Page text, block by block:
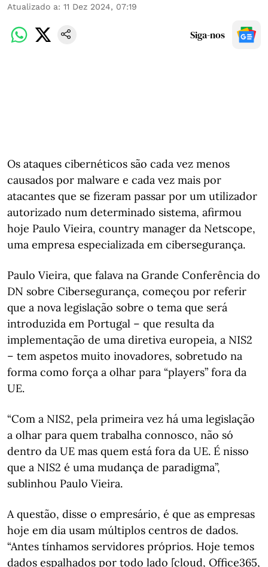
Atualizado a: 11 Dez 2024, 07:19
Siga-nos
Os ataques cibernéticos são cada vez menos
causados por malware e cada vez mais por
atacantes que se fizeram passar por um utilizador
autorizado num determinado sistema, afirmou
hoje Paulo Vieira, country manager da Netscope,
uma empresa especializada em cibersegurança.
Paulo Vieira, que falava na Grande Conferência do
DN sobre Cibersegurança, começou por referir
que a nova legislação sobre o tema que será
introduzida em Portugal – que resulta da
implementação de uma diretiva europeia, a NIS2
– tem aspetos muito inovadores, sobretudo na
forma como força a olhar para “players” fora da
UE.
“Com a NIS2, pela primeira vez há uma legislação
a olhar para quem trabalha connosco, não só
dentro da UE mas quem está fora da UE. É nisso
que a NIS2 é uma mudança de paradigma”,
sublinhou Paulo Vieira.
A questão, disse o empresário, é que as empresas
hoje em dia usam múltiplos centros de dados.
“Antes tínhamos servidores próprios. Hoje temos
dados espalhados por todo lado [cloud, Office365,